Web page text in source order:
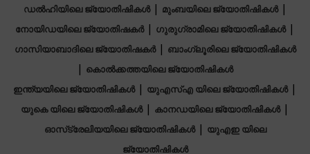
ഡൽഹിയിലെ ജ്യോതിഷികൾ| മുംബയിലെ ജ്യോതിഷികൾ|
നോയിഡയിലെ ജ്യോതിഷകർ| ഗുരുഗ്രാമിലെ ജ്യോതിഷികൾ|
ഗാസിയാബാദിലെ ജ്യോതിഷകർ| ബാംഗ്ലൂരിലെ ജ്യോതിഷികൾ
| കൊൽക്കത്തയിലെ ജ്യോതിഷികൾ
ഇന്ത്യയിലെ ജ്യോതിഷികൾ| യുഎസ്എ യിലെ ജ്യോതിഷികൾ|
യുകെ യിലെ ജ്യോതിഷികൾ| കാനഡയിലെ ജ്യോതിഷികൾ|
ഓസ്‌ട്രേലിയയിലെ ജ്യോതിഷികൾ| യുഎഇ യിലെ
ജ്യോതിഷികൾ